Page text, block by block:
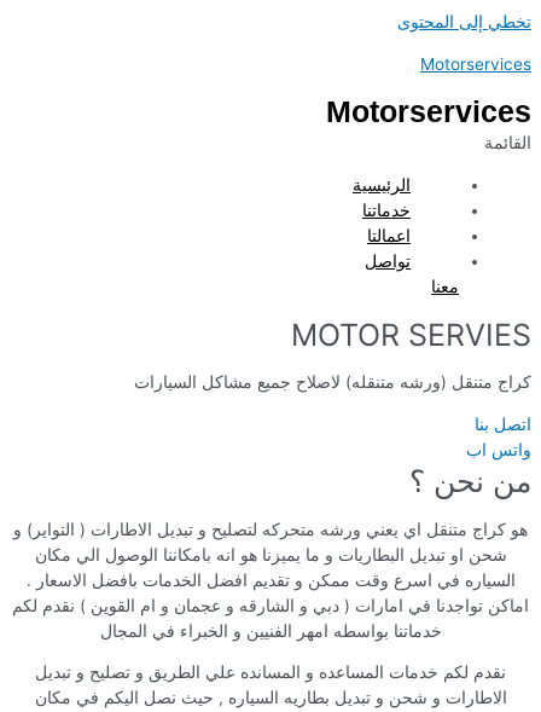
تخطي إلى المحتوى
Motorservices
Motorservices
القائمة
الرئيسية
خدماتنا
اعمالتا
تواصل
معنا
MOTOR SERVIES
كراج متنقل (ورشه متنقله) لاصلاح جميع مشاكل السيارات
اتصل بنا
واتس اب
من نحن ؟
هو كراج متنقل اي يعني ورشه متحركه لتصليح و تبديل الاطارات ( التواير) و
شحن او تبديل البطاريات و ما يميزنا هو انه بامكاننا الوصول الي مكان
السياره في اسرع وقت ممكن و تقديم افضل الخدمات بافضل الاسعار .
اماكن تواجدنا في امارات ( دبي و الشارقه و عجمان و ام القوين ) نقدم لكم
خدماتنا بواسطه امهر الفنيين و الخبراء في المجال
نقدم لكم خدمات المساعده و المسانده علي الطريق و تصليح و تبديل
الاطارات و شحن و تبديل بطاريه السياره , حيث نصل اليكم في مكان